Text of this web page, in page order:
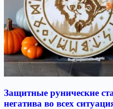
Защитные рунические
негатива во всех